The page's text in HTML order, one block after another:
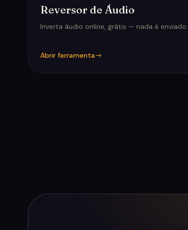
Reversor de Áudio
Inverta áudio online, grátis — nada é enviado.
Abrir ferramenta